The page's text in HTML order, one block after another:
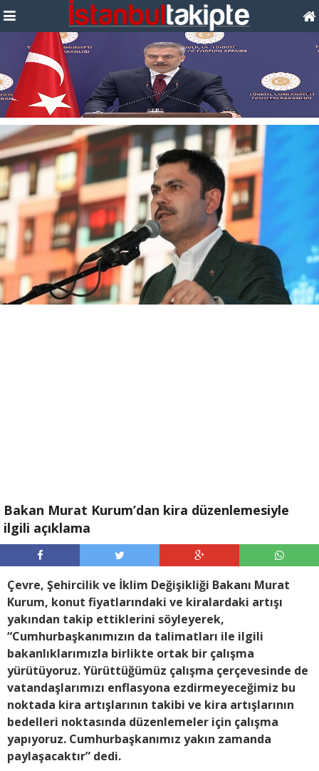
Bakan Murat Kurum’dan kira düzenlemesiyle
ilgili açıklama
Çevre, Şehircilik ve İklim Değişikliği Bakanı Murat
Kurum, konut fiyatlarındaki ve kiralardaki artışı
yakından takip ettiklerini söyleyerek,
“Cumhurbaşkanımızın da talimatları ile ilgili
bakanlıklarımızla birlikte ortak bir çalışma
yürütüyoruz. Yürüttüğümüz çalışma çerçevesinde de
vatandaşlarımızı enflasyona ezdirmeyeceğimiz bu
noktada kira artışlarının takibi ve kira artışlarının
bedelleri noktasında düzenlemeler için çalışma
yapıyoruz. Cumhurbaşkanımız yakın zamanda
paylaşacaktır” dedi.